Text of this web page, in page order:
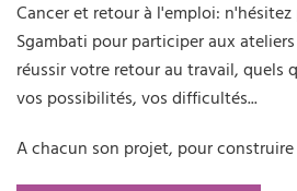
Cancer et retour à l'emploi:
Sgambati pour participer aux
réussir votre retour au travail, quels
vos possibilités, vos difficultés...
A chacun son projet, pour